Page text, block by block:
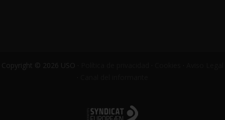
Copyright © 2026 USO ·